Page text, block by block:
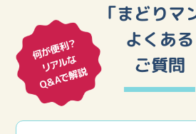
「まどりマ
よくある
ご質問